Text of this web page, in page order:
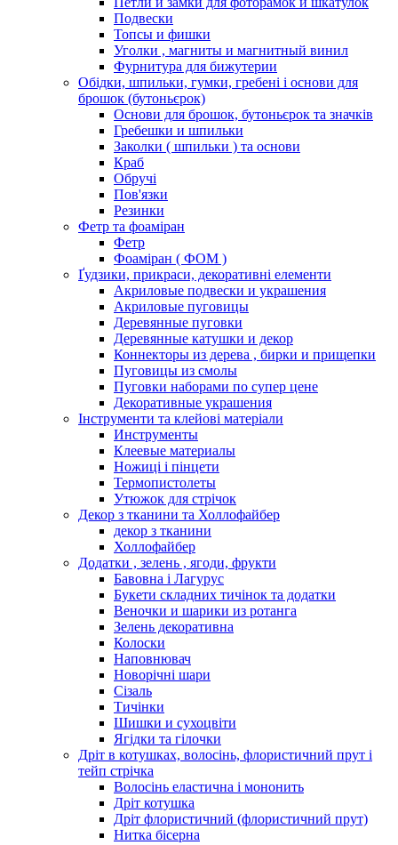
Подвески
Топсы и фишки
Уголки , магниты и магнитный винил
Фурнитура для бижутерии
Обідки, шпильки, гумки, гребені і основи для
брошок (бутоньєрок)
Основи для брошок, бутоньєрок та значків
Гребешки и шпильки
Заколки ( шпильки ) та основи
Краб
Обручі
Пов'язки
Резинки
Фетр та фоаміран
Фетр
Фоаміран ( ФОМ )
Ґудзики, прикраси, декоративні елементи
Акриловые подвески и украшения
Акриловые пуговицы
Деревянные пуговки
Деревянные катушки и декор
Коннекторы из дерева , бирки и прищепки
Пуговицы из смолы
Пуговки наборами по супер цене
Декоративные украшения
Інструменти та клейові матеріали
Инструменты
Клеевые материалы
Ножиці і пінцети
Термопистолеты
Утюжок для стрічок
Декор з тканини та Холлофайбер
декор з тканини
Холлофайбер
Додатки , зелень , ягоди, фрукти
Бавовна і Лагурус
Букети складних тичінок та додатки
Веночки и шарики из ротанга
Зелень декоративна
Колоски
Наповнювач
Новорічні шари
Сізаль
Тичінки
Шишки и сухоцвіти
Ягідки та гілочки
Дріт в котушках, волосінь, флористичний прут і
тейп стрічка
Волосінь еластична і мононить
Дріт котушка
Дріт флористичний (флористичний прут)
Нитка бісерна